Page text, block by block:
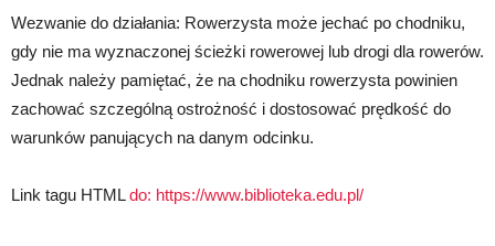
Wezwanie do działania: Rowerzysta może jechać po chodniku,
gdy nie ma wyznaczonej ścieżki rowerowej lub drogi dla rowerów.
Jednak należy pamiętać, że na chodniku rowerzysta powinien
zachować szczególną ostrożność i dostosować prędkość do
warunków panujących na danym odcinku.
Link tagu HTMLdo: https://www.biblioteka.edu.pl/